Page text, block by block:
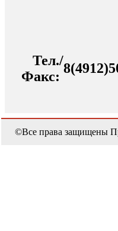
Тел./
Факс:
©Все права защищены